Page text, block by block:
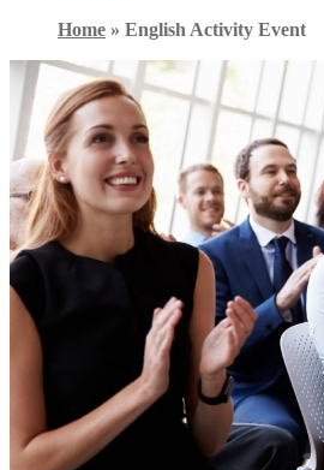
Home » English Activity Event